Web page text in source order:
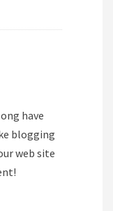
have
blogging
web site